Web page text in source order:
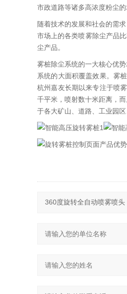
市政道路等诸多高浓度粉尘
随着技术的发展和社会的需
市场上的各类喷雾除尘产品
尘产品。
雾桩除尘系统的一大核心优
系统的大面积覆盖效果。雾
杭州嘉友长期以来专注于喷
千平米，喷射数十米距离，
于各大矿山、道路、工业园